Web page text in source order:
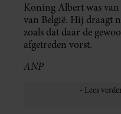
Koning Albert was van
van België. Hij draagt
zoals dat daar de
afgetreden vorst.
ANP